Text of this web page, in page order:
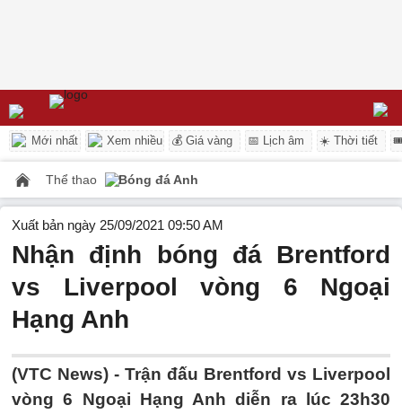
Mới nhất Xem nhiều 💰 Giá vàng 📅 Lịch âm ☀️ Thời tiết
Thể thao Bóng đá Anh
Xuất bản ngày 25/09/2021 09:50 AM
Nhận định bóng đá Brentford
vs Liverpool vòng 6 Ngoại
Hạng Anh
(VTC News) - Trận đấu Brentford vs Liverpool
vòng 6 Ngoại Hạng Anh diễn ra lúc 23h30